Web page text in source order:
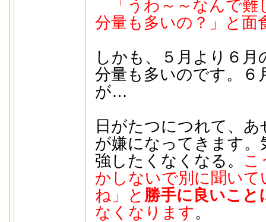
「うわ～～なんで
分量も多いの？」と面
しかも、５月より６
分量も多いのです。６
が…
日がたつにつれて、
が嫌になってきます
強したくなくなる。
こ
かしないで別に聞い
ね」と 勝手に良いこと
なくなります。